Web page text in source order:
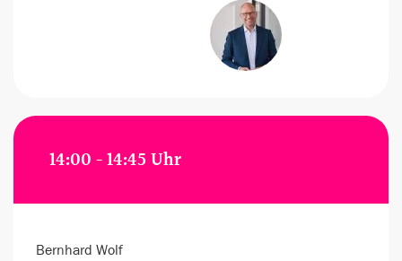
14:00 - 14:45 Uhr
Bernhard Wolf